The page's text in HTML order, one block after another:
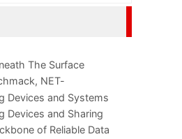
The Surface
NET-
im
Devices and Systems
Devices and Sharing
of Reliable Data